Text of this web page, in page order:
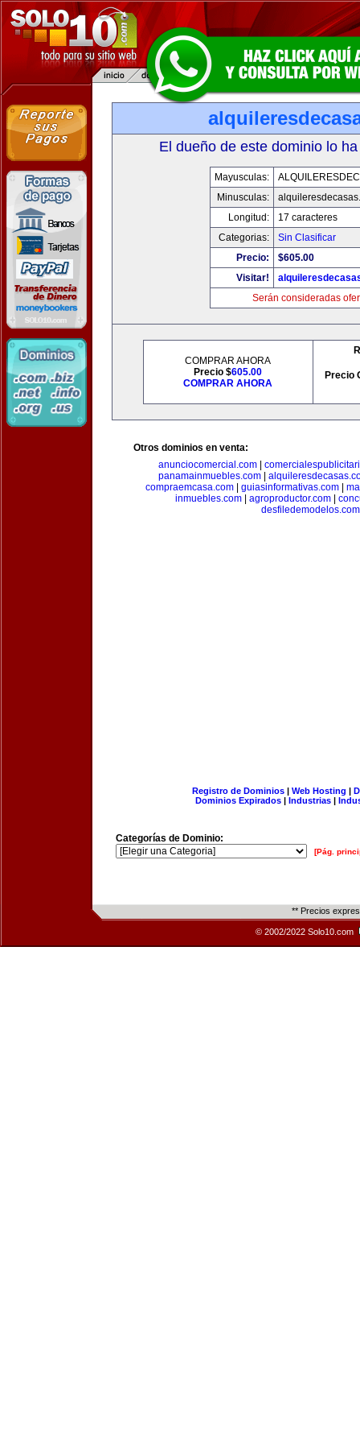
El dueño de este dominio lo
Mayusculas:
Minusculas:
Longitud:
17 caracteres
Categorias:
Sin Clasificar
Precio:
$605.00
Visitar!
Serán consideradas
COMPRAR AHORA
Precio $605.00
COMPRAR AHORA
Precio
Otros dominios en venta:
anunciocomercial.com
panamainmuebles.com|
compraemcasa.com
guiasinformativas.com
inmuebles.com
agroproductor.com
desfiledemodelos.com
Registro de Dominios| Web Hosting |
Dominios Expirados | Industrias |
Categorías de Dominio:
[Pág.
** Precios
© 2002/2022 Solo10.com